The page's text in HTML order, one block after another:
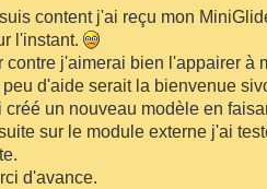
content j'ai reçu mon
l'instant.
contre j'aimerai bien l'appairer à
peu d'aide serait la bienvenue
créé un nouveau modèle en
sur le module externe j'ai
d'avance.